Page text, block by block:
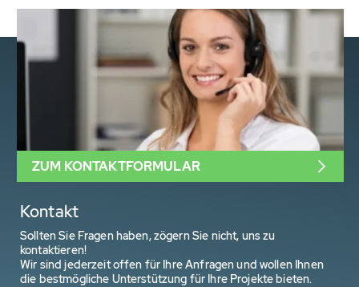
Kontakt
Sollten Sie Fragen haben, zögern Sie nicht, uns zu
kontaktieren!
Wir sind jederzeit offen für Ihre Anfragen und wollen Ihnen
die bestmögliche Unterstützung für Ihre Projekte bieten.
ZUM KONTAKTFORMULAR